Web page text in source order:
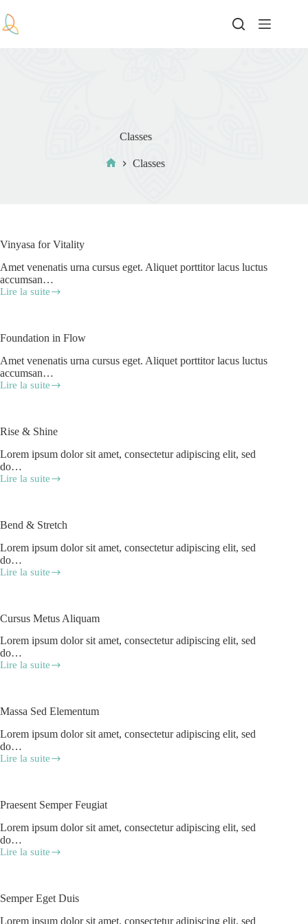
Classes
Classes
Vinyasa for Vitality
Amet venenatis urna cursus eget. Aliquet porttitor lacus luctus
accumsan…
Lire la suite
Foundation in Flow
Amet venenatis urna cursus eget. Aliquet porttitor lacus luctus
accumsan…
Lire la suite
Rise & Shine
Lorem ipsum dolor sit amet, consectetur adipiscing elit, sed
do…
Lire la suite
Bend & Stretch
Lorem ipsum dolor sit amet, consectetur adipiscing elit, sed
do…
Lire la suite
Cursus Metus Aliquam
Lorem ipsum dolor sit amet, consectetur adipiscing elit, sed
do…
Lire la suite
Massa Sed Elementum
Lorem ipsum dolor sit amet, consectetur adipiscing elit, sed
do…
Lire la suite
Praesent Semper Feugiat
Lorem ipsum dolor sit amet, consectetur adipiscing elit, sed
do…
Lire la suite
Semper Eget Duis
Lorem ipsum dolor sit amet, consectetur adipiscing elit, sed